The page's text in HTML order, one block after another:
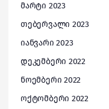
მარტი 2023
თებერვალი 2023
იანვარი 2023
დეკემბერი 2022
ნოემბერი 2022
ოქტომბერი 2022